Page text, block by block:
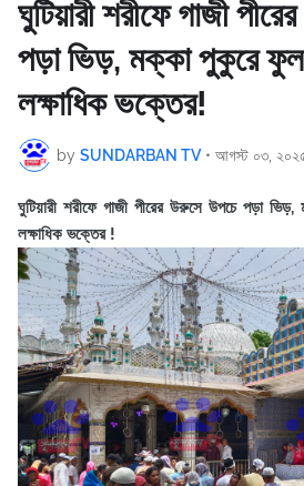
ঘুটিয়ারী শরীফে গাজী
পড়া ভিড়, মক্কা পুকুরে ফুল
লক্ষাধিক ভক্তের!
by SUNDARBAN TV • আগস্ট ০৩,
ঘুটিয়ারী শরীফে গাজী পীরের উরুসে উপচে পড়া
লক্ষাধিক ভক্তের !